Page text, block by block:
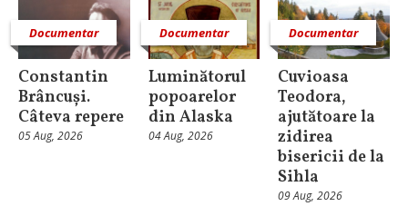
Documentar
Constantin
Brâncuși.
Câteva repere
05 Aug, 2026
Documentar
Luminătorul
popoarelor
din Alaska
04 Aug, 2026
Documentar
Cuvioasa
Teodora,
ajutătoare la
zidirea
bisericii de la
Sihla
09 Aug, 2026